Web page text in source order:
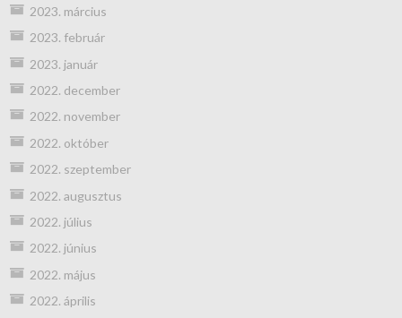
2023. március
2023. február
2023. január
2022. december
2022. november
2022. október
2022. szeptember
2022. augusztus
2022. július
2022. június
2022. május
2022. április